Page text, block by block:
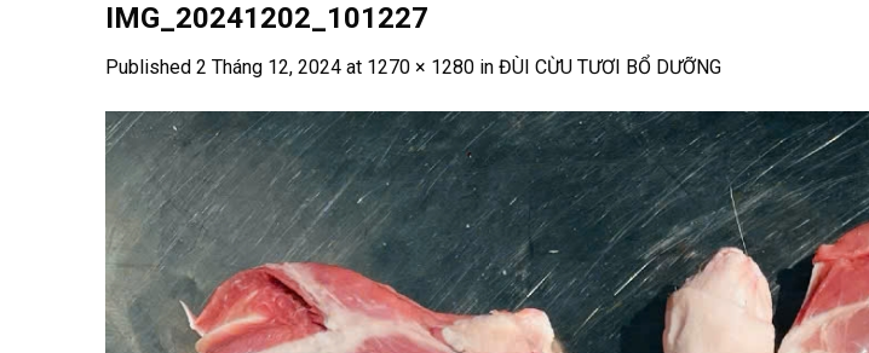
IMG_20241202_101227
Published 2 Tháng 12, 2024 at 1270 × 1280 in ĐÙI CỪU TƯƠI BỔ DƯỠNG